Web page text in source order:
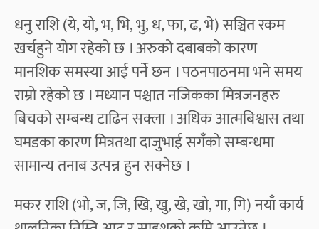
धनु राशि (ये, यो, भ, भि, भु, ध, फा, ढ, भे) सञ्चित रकम
खर्चहुने योग रहेको छ । अरुको दबाबको कारण
मानशिक समस्या आई पर्ने छन । पठनपाठनमा भने समय
राम्रो रहेको छ । मध्यान पश्चात नजिकका मित्रजनहरु
बिचको सम्बन्ध टाढिन सक्ला । अधिक आत्मबिश्वास तथा
घमडका कारण मित्रतथा दाजुभाई सगँको सम्बन्धमा
सामान्य तनाब उत्पन्न हुन सक्नेछ ।
मकर राशि (भो, ज, जि, खि, खु, खे, खो, गा, गि) नयाँ कार्य